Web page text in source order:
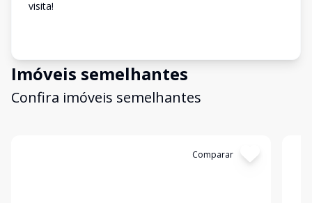
visita!
Imóveis semelhantes
Confira imóveis semelhantes
Comparar